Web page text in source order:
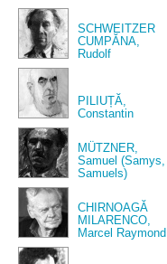
SCHWEITZER
CUMPĂNA,
Rudolf
PILIUȚĂ,
Constantin
MÜTZNER,
Samuel (Samys,
Samuels)
CHIRNOAGĂ
MILARENCO,
Marcel Raymond